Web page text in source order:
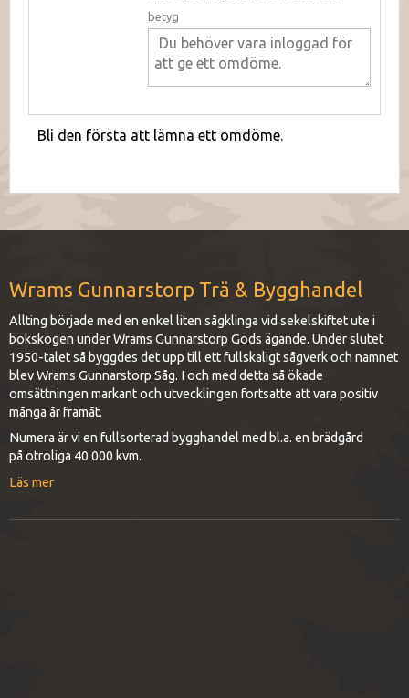
betyg
Bli den första att lämna ett omdöme.
Wrams Gunnarstorp Trä & Bygghandel
Allting började med en enkel liten sågklinga vid sekelskiftet ute i
bokskogen under Wrams Gunnarstorp Gods ägande. Under slutet
1950-talet så byggdes det upp till ett fullskaligt sågverk och namnet
blev Wrams Gunnarstorp Såg. I och med detta så ökade
omsättningen markant och utvecklingen fortsatte att vara positiv
många år framåt.
Numera är vi en fullsorterad bygghandel med bl.a. en brädgård
på otroliga 40 000 kvm.
Läs mer